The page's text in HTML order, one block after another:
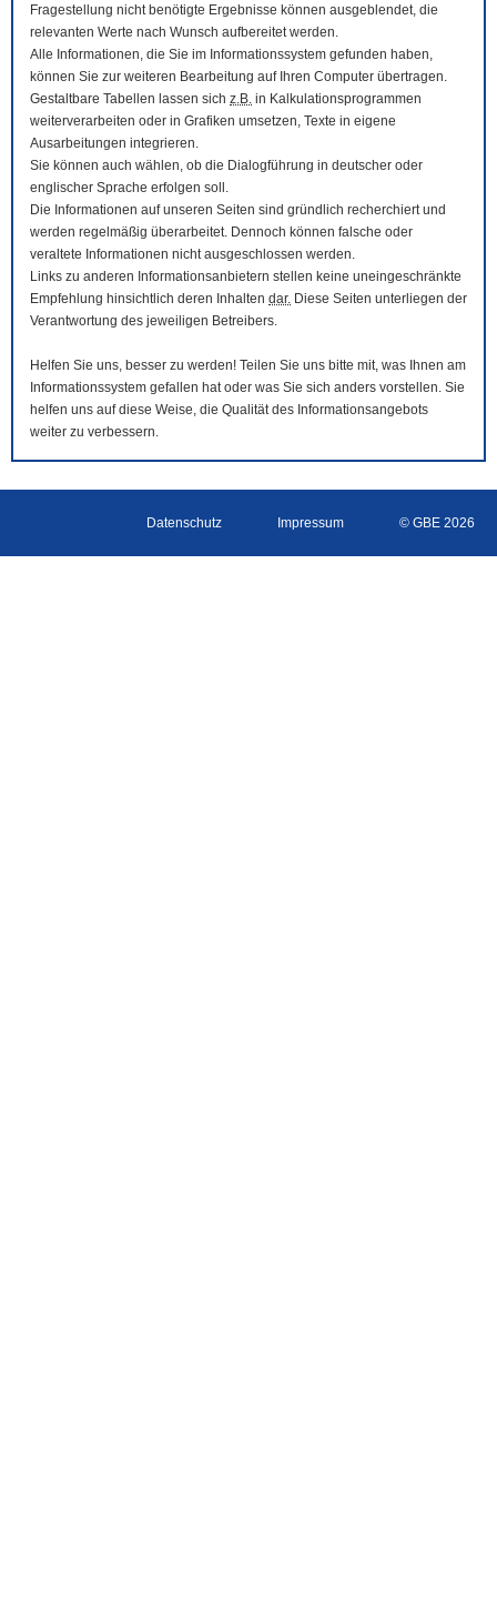
Fragestellung nicht benötigte Ergebnisse können ausgeblendet, die
relevanten Werte nach Wunsch aufbereitet werden.
Alle Informationen, die Sie im Informationssystem gefunden haben,
können Sie zur weiteren Bearbeitung auf Ihren Computer übertragen.
Gestaltbare Tabellen lassen sich z.B. in Kalkulationsprogrammen
weiterverarbeiten oder in Grafiken umsetzen, Texte in eigene
Ausarbeitungen integrieren.
Sie können auch wählen, ob die Dialogführung in deutscher oder
englischer Sprache erfolgen soll.
Die Informationen auf unseren Seiten sind gründlich recherchiert und
werden regelmäßig überarbeitet. Dennoch können falsche oder
veraltete Informationen nicht ausgeschlossen werden.
Links zu anderen Informationsanbietern stellen keine uneingeschränkte
Empfehlung hinsichtlich deren Inhalten dar. Diese Seiten unterliegen der
Verantwortung des jeweiligen Betreibers.
Helfen Sie uns, besser zu werden! Teilen Sie uns bitte mit, was Ihnen am
Informationssystem gefallen hat oder was Sie sich anders vorstellen. Sie
helfen uns auf diese Weise, die Qualität des Informationsangebots
weiter zu verbessern.
Datenschutz Impressum © GBE 2026